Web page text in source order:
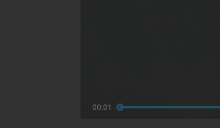
00:01